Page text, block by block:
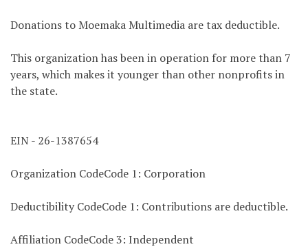
Donations to Moemaka Multimedia are tax deductible.
This organization has been in operation for more than 7
years, which makes it younger than other nonprofits in
the state.
EIN - 26-1387654
Organization CodeCode 1: Corporation
Deductibility CodeCode 1: Contributions are deductible.
Affiliation CodeCode 3: Independent